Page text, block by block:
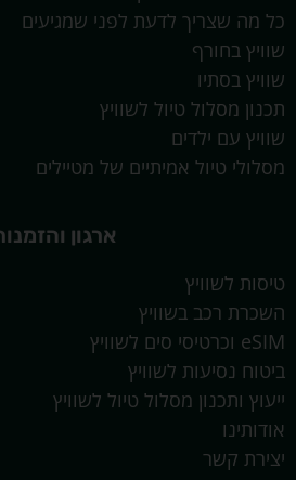
כל מה שצריך לדעת לפני שמגיעים
שוויץ בחורף
שוויץ בסתיו
תכנון מסלול טיול לשוויץ
שוויץ עם ילדים
מסלולי טיול אמיתיים של מטיילים
ארגון והזמנות
טיסות לשוויץ
השכרת רכב בשוויץ
eSIM וכרטיסי סים לשוויץ
ביטוח נסיעות לשוויץ
ייעוץ ותכנון מסלול טיול לשוויץ
אודותינו
יצירת קשר